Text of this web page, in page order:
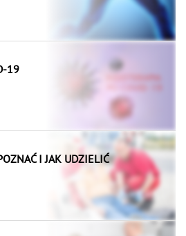
19
I JAK UDZIELIĆ